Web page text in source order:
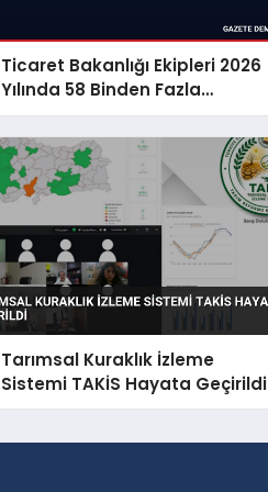
Ticaret Bakanlığı Ekipleri 2026
Yılında 58 Binden Fazla
Hayvan Kurtardı
Tarımsal Kuraklık İzleme
Sistemi TAKİS Hayata Geçirildi